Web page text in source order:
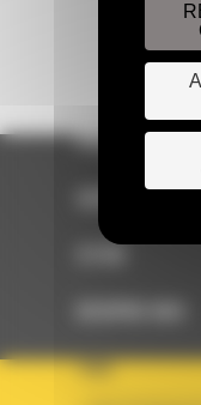
PRODUSE
TARA